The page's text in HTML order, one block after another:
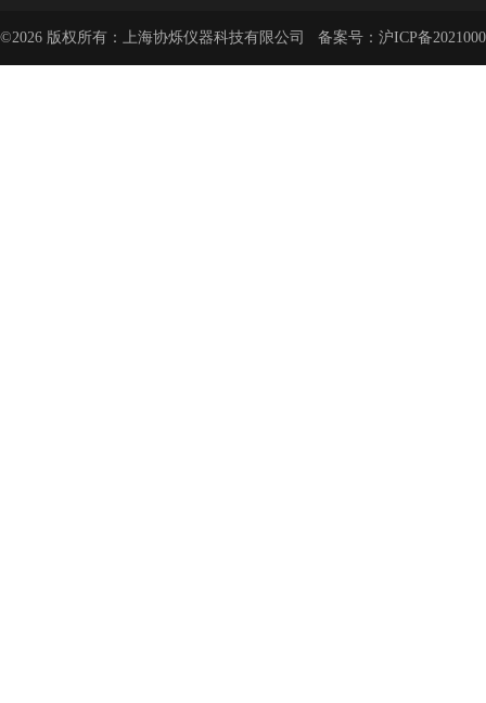
©2026 版权所有：上海协烁仪器科技有限公司 备案号： 沪ICP备